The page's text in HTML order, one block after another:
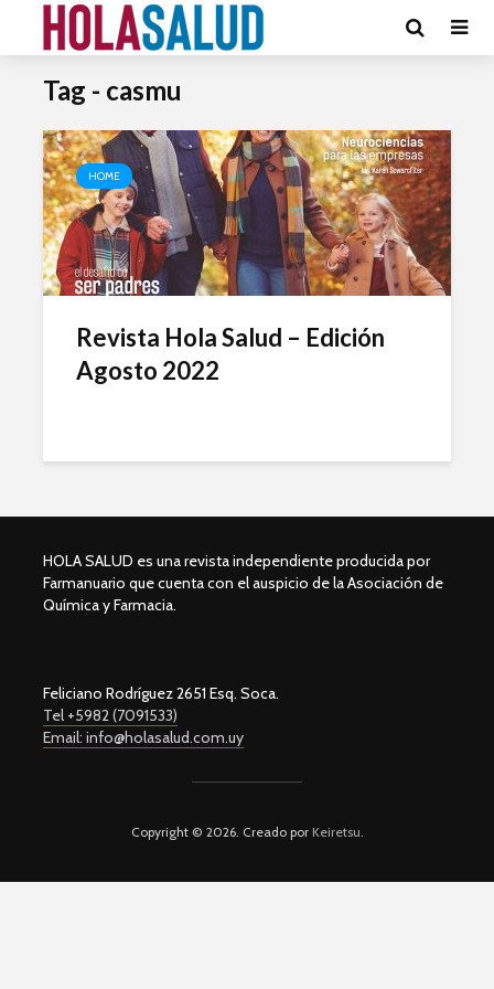
Tag - casmu
HOME
Revista Hola Salud – Edición
Agosto 2022
HOLA SALUD es una revista independiente producida por
Farmanuario que cuenta con el auspicio de la Asociación de
Química y Farmacia.
Feliciano Rodríguez 2651 Esq. Soca.
Tel +5982 (7091533)
Email: info@holasalud.com.uy
Copyright © 2026. Creado porKeiretsu.